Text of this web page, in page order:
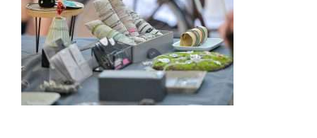
Impressionen
Über uns
SUCHE